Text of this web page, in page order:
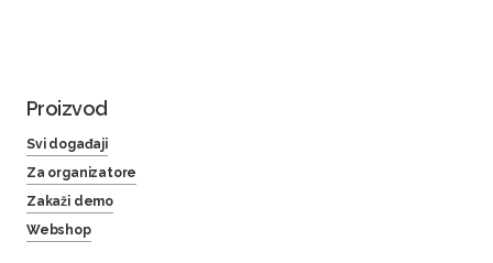
Proizvod
Svi događaji
Za organizatore
Zakaži demo
Webshop